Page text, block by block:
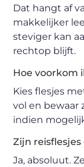
Dat hangt af
makkelijker
steviger kan
rechtop blijft.
Hoe voorkom
Kies flesjes
vol en bewaar
indien
Zijn
Ja, absoluut.